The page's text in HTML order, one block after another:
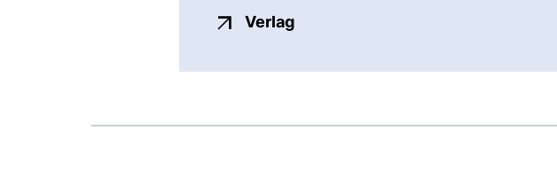
Verlagexterner Link, öffnet neues Fenster